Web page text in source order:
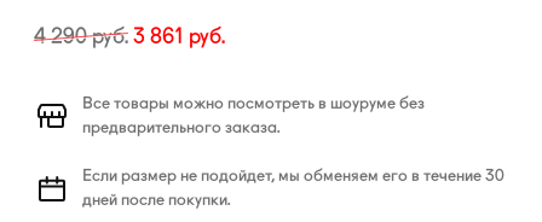
4 290руб. 3 861 руб.
Все товары можно посмотреть в шоуруме без
предварительного заказа.
Если размер не подойдет, мы обменяем его в течение 30
дней после покупки.